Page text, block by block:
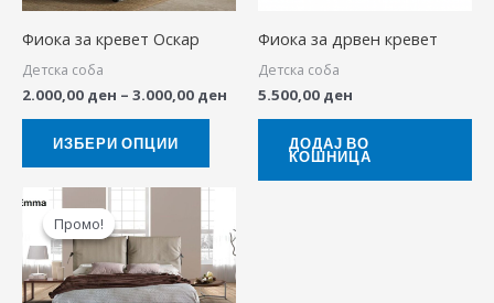
Фиока за кревет Оскар
Детска соба
2.000,00 ден – 3.000,00 ден
ИЗБЕРИ ОПЦИИ
The
options
be
the
page
Фиока за дрвен кревет
Детска соба
5.500,00 ден
ДОДАЈ ВО
КОШНИЦА
Промо!
Промо!
38.500,00 ден
through
54.900,00 ден
product
has
multiple